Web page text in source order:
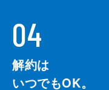
04
解約は
いつでもOK。